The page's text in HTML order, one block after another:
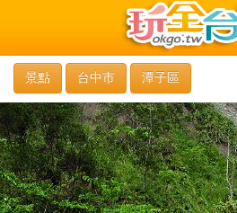
景點 台中市 潭子區